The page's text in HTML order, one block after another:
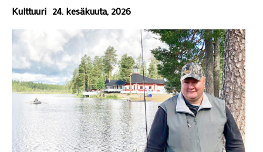
Kulttuuri 24. kesäkuuta, 2026